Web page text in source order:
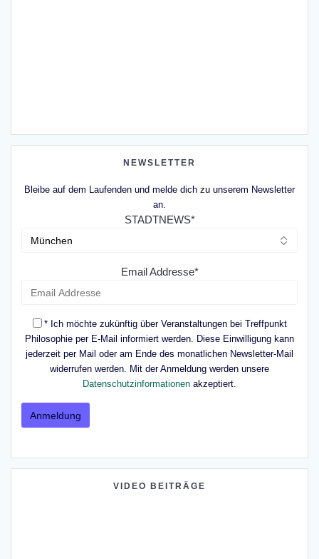
NEWSLETTER
Bleibe auf dem Laufenden und melde dich zu unserem Newsletter
an.
STADTNEWS*
Email Addresse*
* Ich möchte zukünftig über Veranstaltungen bei Treffpunkt
Philosophie per E-Mail informiert werden. Diese Einwilligung kann
jederzeit per Mail oder am Ende des monatlichen Newsletter-Mail
widerrufen werden. Mit der Anmeldung werden unsere
Datenschutzinformationen akzeptiert.
VIDEO BEITRÄGE